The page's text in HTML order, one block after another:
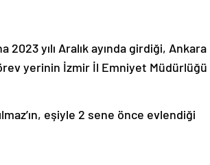
yılı Aralık ayında girdiği, Ankara
yerinin İzmir İl Emniyet Müdürlüğü
eşiyle 2 sene önce evlendiği